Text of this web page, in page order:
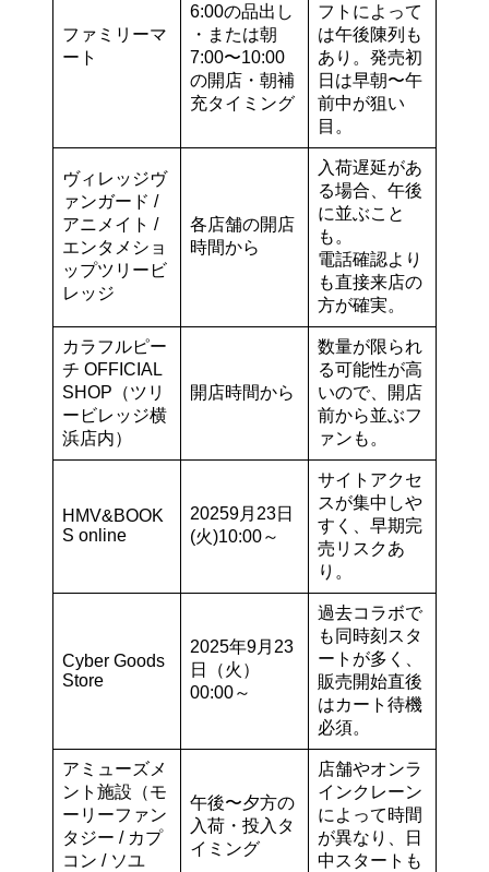
ファミリーマ
ート
6:00の品出し
・または朝
7:00〜10:00
の開店・朝補
充タイミング
フトによって
は午後陳列も
あり。発売初
日は早朝〜午
前中が狙い
目。
ヴィレッジヴ
ァンガード /
アニメイト /
エンタメショ
ップツリービ
レッジ
各店舗の開店
時間から
入荷遅延があ
る場合、午後
に並ぶこと
も。
電話確認より
も直接来店の
方が確実。
カラフルピー
チ OFFICIAL
SHOP（ツリ
ービレッジ横
浜店内）
開店時間から
数量が限られ
る可能性が高
いので、開店
前から並ぶフ
ァンも。
HMV&BOOK
S online
20259月23日
(火)10:00～
サイトアクセ
スが集中しや
すく、早期完
売リスクあ
り。
Cyber Goods
Store
2025年9月23
日（火）
00:00～
過去コラボで
も同時刻スタ
ートが多く、
販売開始直後
はカート待機
必須。
アミューズメ
ント施設（モ
ーリーファン
タジー / カプ
コン / ソユ
午後〜夕方の
入荷・投入タ
イミング
店舗やオンラ
インクレーン
によって時間
が異なり、日
中スタートも